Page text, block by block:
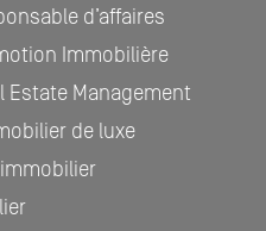
d’affaires
Immobilière
Estate Management
de luxe